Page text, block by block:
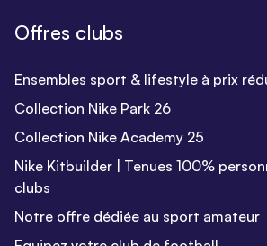
Offres clubs
Ensembles sport & lifestyle à prix
Collection Nike Park 26
Collection Nike Academy 25
Nike Kitbuilder | Tenues 100%
clubs
Notre offre dédiée au sport amateur